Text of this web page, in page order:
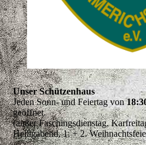
Unser Schützenhaus
Jeden Sonn- und Feiertag von
geöffnet.
(außer Faschingsdienstag,
Heiligabend, 1. + 2.